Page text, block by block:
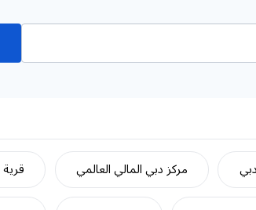
مركز دبي المالي العالمي